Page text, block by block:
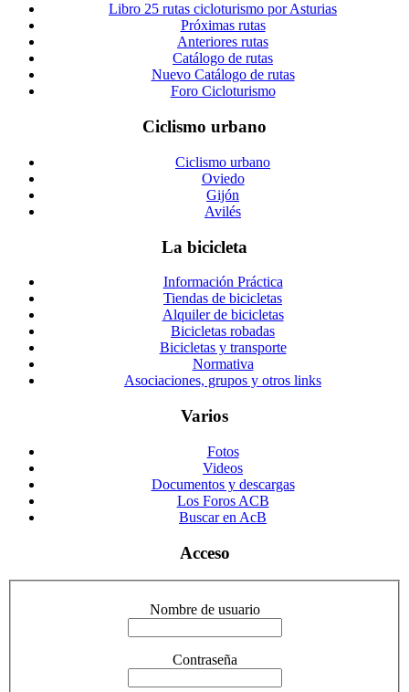
Libro 25 rutas cicloturismo por Asturias
Próximas rutas
Anteriores rutas
Catálogo de rutas
Nuevo Catálogo de rutas
Foro Cicloturismo
Ciclismo urbano
Ciclismo urbano
Oviedo
Gijón
Avilés
La bicicleta
Información Práctica
Tiendas de bicicletas
Alquiler de bicicletas
Bicicletas robadas
Bicicletas y transporte
Normativa
Asociaciones, grupos y otros links
Varios
Fotos
Videos
Documentos y descargas
Los Foros ACB
Buscar en AcB
Acceso
Nombre de usuario
Contraseña